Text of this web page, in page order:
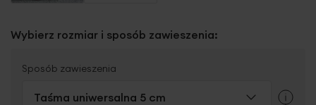
Wybierz rozmiar i sposób zawieszenia:
Sposób zawieszenia
Taśma uniwersalna 5 cm